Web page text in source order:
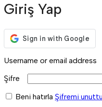
Giriş Yap
Username or email address
Şifre
Beni hatırla Şifremi